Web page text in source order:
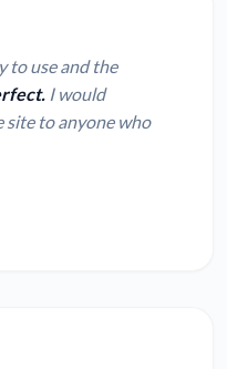
to use and the
I would
site to anyone who